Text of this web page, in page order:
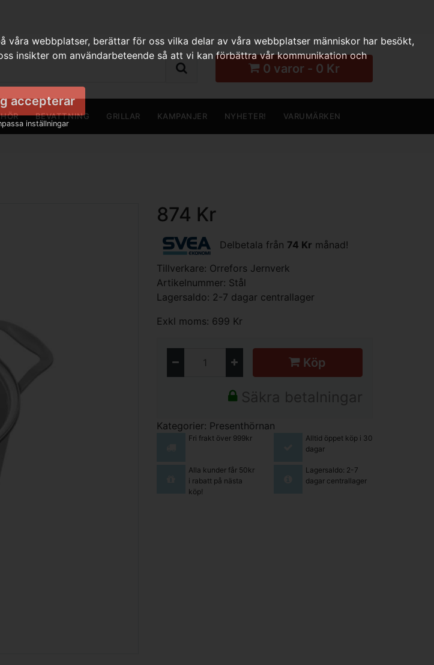
0 varor - 0 Kr
BEVATTNING GRILLAR KAMPANJER NYHETER! VARUMÄRKEN
874 Kr
Delbetala från 74 Kr månad!
Tillverkare: Orrefors Jernverk
Artikelnummer: Stål
Lagersaldo: 2-7 dagar centrallager
Exkl moms: 699 Kr
Köp
Säkra betalningar
Kategorier: Presenthörnan
Fri frakt över 999kr
Alltid öppet köp i 30
dagar
Alla kunder får 50kr
i rabatt på nästa
köp!
Lagersaldo: 2-7
dagar centrallager
webbplatser, berättar för oss vilka delar av våra webbplatser människor har besökt,
insikter om användarbeteende så att vi kan förbättra vår kommunikation och
accepterar
inställningar